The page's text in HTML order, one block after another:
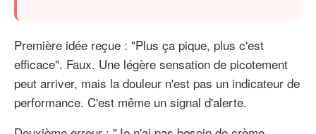
Première idée reçue : "Plus ça pique, plus c'est
efficace". Faux. Une légère sensation de picotement
peut arriver, mais la douleur n'est pas un indicateur de
performance. C'est même un signal d'alerte.